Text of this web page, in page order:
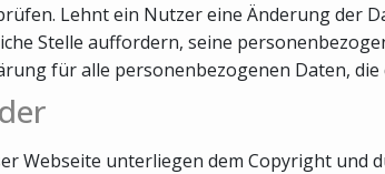
Lehnt ein Nutzer eine Änderung der
Stelle auffordern, seine
für alle personenbezogenen Daten,
Webseite unterliegen dem Copyright